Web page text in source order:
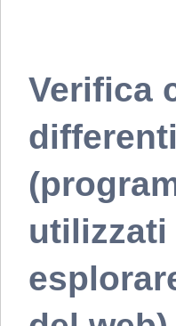
Verifica
utilizzati